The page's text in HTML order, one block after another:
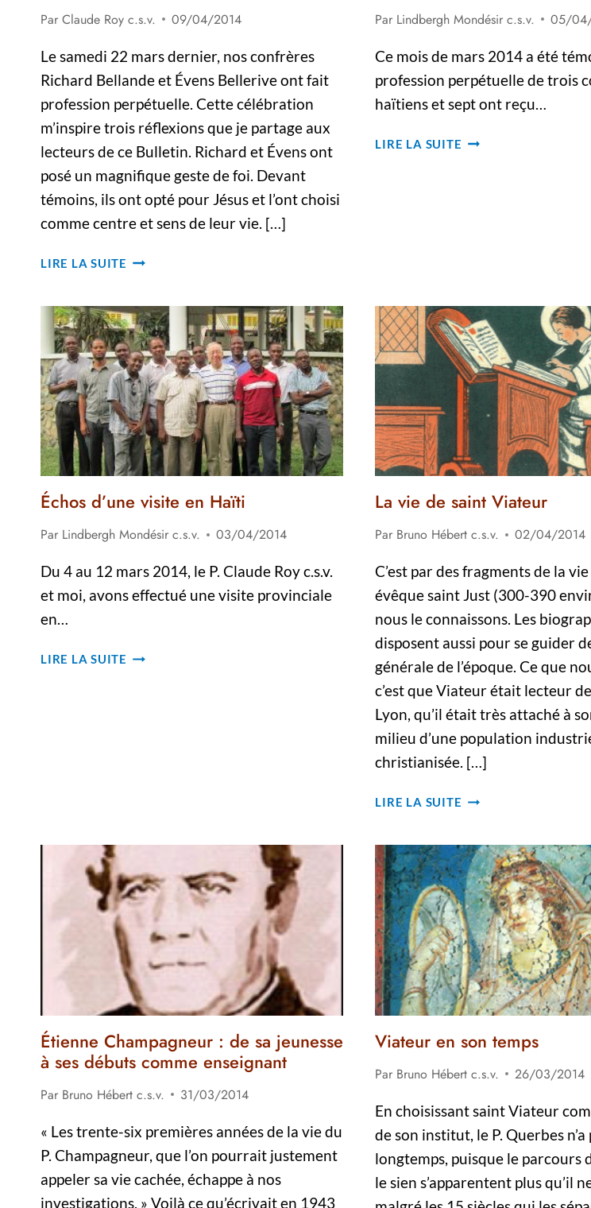
Par Claude Roy c.s.v.
09/04/2014
Le samedi 22 mars dernier, nos confrères
Richard Bellande et Évens Bellerive ont fait
profession perpétuelle. Cette célébration
m’inspire trois réflexions que je partage aux
lecteurs de ce Bulletin. Richard et Évens ont
posé un magnifique geste de foi. Devant
témoins, ils ont opté pour Jésus et l’ont choisi
comme centre et sens de leur vie. […]
LIRE LA SUITE RÉFLEXIONS
SUR
LA
VIE
RELIGIEUSE
Par Lindbergh Mondésir c.s.v.
05/
Ce mois de mars 2014 a été
profession perpétuelle de trois
haïtiens et sept ont reçu…
LIRE LA SUITE PROFESSION
Échos d’une visite en Haïti
Par Lindbergh Mondésir c.s.v.
03/04/2014
Du 4 au 12 mars 2014, le P. Claude Roy c.s.v.
et moi, avons effectué une visite provinciale
en…
LIRE LA SUITE ÉCHOS
La vie de saint Viateur
Par Bruno Hébert c.s.v.
02/04/2014
C’est par des fragments de la
évêque saint Just (300-390
nous le connaissons. Les
disposent aussi pour se guider
générale de l’époque. Ce que
c’est que Viateur était lecteur
Lyon, qu’il était très attaché à
milieu d’une population
christianisée. […]
LIRE LA SUITE LA
SAINT
VIATEUR
Étienne Champagneur : de sa jeunesse
à ses débuts comme enseignant
Par Bruno Hébert c.s.v.
31/03/2014
« Les trente-six premières années de la vie du
P. Champagneur, que l’on pourrait justement
appeler sa vie cachée, échappe à nos
investigations. » Voilà ce qu’écrivait en 1943
Viateur en son temps
Par Bruno Hébert c.s.v.
26/03/2014
En choisissant saint Viateur
de son institut, le P. Querbes
longtemps, puisque le parcours
le sien s’apparentent plus qu’il